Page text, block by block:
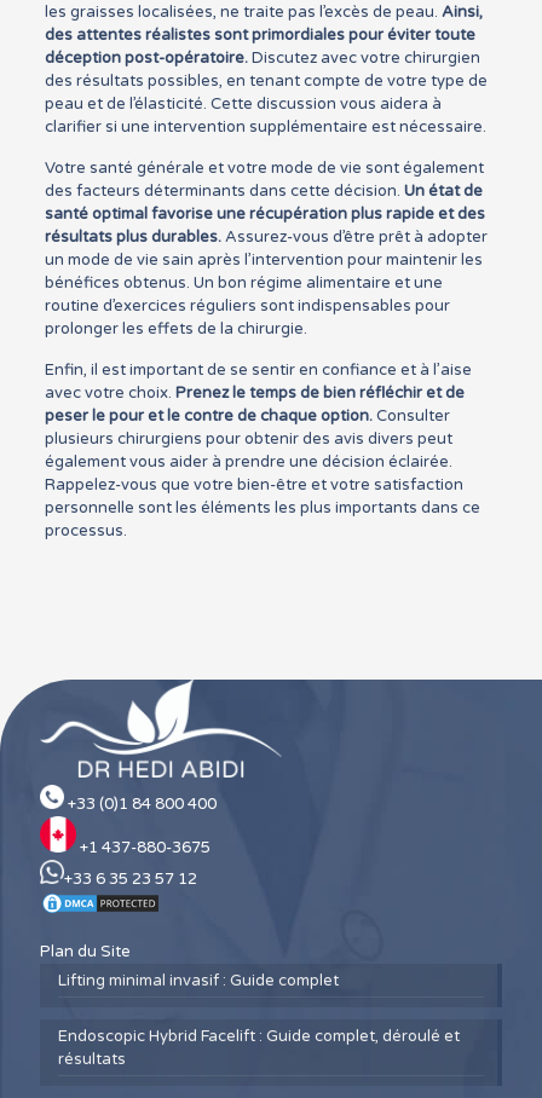
les graisses localisées, ne traite pas l’excès de peau. Ainsi,
des attentes réalistes sont primordiales pour éviter toute
déception post-opératoire.Discutez avec votre chirurgien
des résultats possibles, en tenant compte de votre type de
peau et de l’élasticité. Cette discussion vous aidera à
clarifier si une intervention supplémentaire est nécessaire.
Votre santé générale et votre mode de vie sont également
des facteurs déterminants dans cette décision. Un état de
santé optimal favorise une récupération plus rapide et des
résultats plus durables.Assurez-vous d’être prêt à adopter
un mode de vie sain après l’intervention pour maintenir les
bénéfices obtenus. Un bon régime alimentaire et une
routine d’exercices réguliers sont indispensables pour
prolonger les effets de la chirurgie.
Enfin, il est important de se sentir en confiance et à l’aise
avec votre choix. Prenez le temps de bien réfléchir et de
peser le pour et le contre de chaque option.Consulter
plusieurs chirurgiens pour obtenir des avis divers peut
également vous aider à prendre une décision éclairée.
Rappelez-vous que votre bien-être et votre satisfaction
personnelle sont les éléments les plus importants dans ce
processus.
+33 (0)1 84 800 400
+1 437-880-3675
+33 6 35 23 57 12
Plan du Site
Lifting minimal invasif : Guide complet
Endoscopic Hybrid Facelift : Guide complet, déroulé et
résultats